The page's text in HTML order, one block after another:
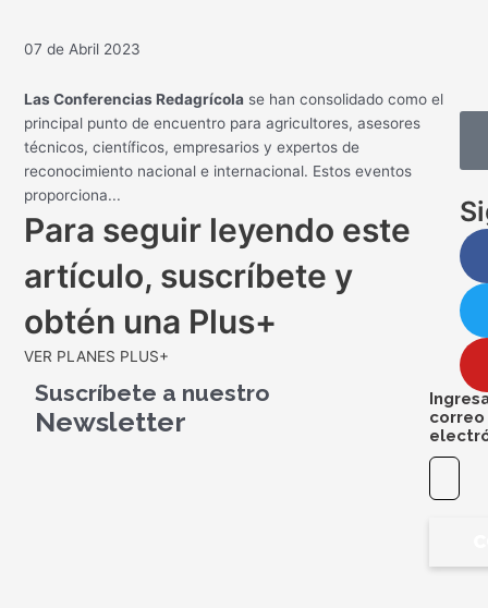
07 de Abril 2023
Las Conferencias Redagrícola se han consolidado como el
principal punto de encuentro para agricultores, asesores
técnicos, científicos, empresarios y expertos de
reconocimiento nacional e internacional. Estos eventos
proporciona...
Para seguir leyendo este
artículo, suscríbete y
obtén una Plus+
VER PLANES PLUS+
Suscríbete a nuestro
Newsletter
correo